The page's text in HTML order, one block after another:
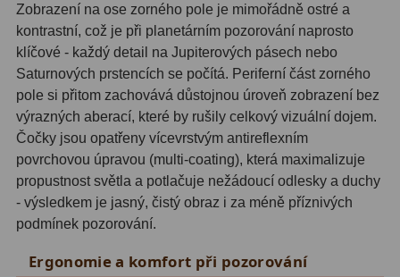
ADC, Tilting14
Rotátory34
Komponenty78
Helical výtahy11
Okulárové výtahy 44
Adaptéry k okulárovým
8
Primární zrcadla 9
Zobrazení na ose zorného pole je mimořádně ostré a
kontrastní, což je při planetárním pozorování naprosto
klíčové - každý detail na Jupiterových pásech nebo
Saturnových prstencích se počítá. Periferní část zorného
pole si přitom zachovává důstojnou úroveň zobrazení bez
výrazných aberací, které by rušily celkový vizuální dojem.
Čočky jsou opatřeny vícevrstvým antireflexním
povrchovou úpravou (multi-coating), která maximalizuje
propustnost světla a potlačuje nežádoucí odlesky a duchy
- výsledkem je jasný, čistý obraz i za méně příznivých
podmínek pozorování.
Ergonomie a komfort při pozorování